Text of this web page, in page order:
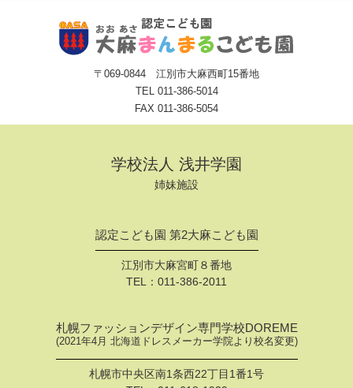
〒069-0844 江別市大麻西町15番地
TEL 011-386-5014
FAX 011-386-5054
学校法人 浅井学園
姉妹施設
認定こども園 第2大麻こども園
江別市大麻宮町８番地
TEL： 011-386-2011
札幌ファッションデザイン専門学校DOREME
(2021年4月 北海道ドレスメーカー学院より校名変更)
札幌市中央区南1条西22丁目1番1号